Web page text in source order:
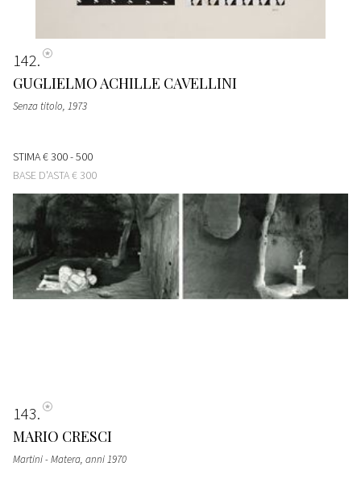
142
GUGLIELMO ACHILLE CAVELLINI
Senza titolo, 1973
STIMA€ 300 - 500
BASE D'ASTA€ 300
143
MARIO CRESCI
Martini - Matera, anni 1970